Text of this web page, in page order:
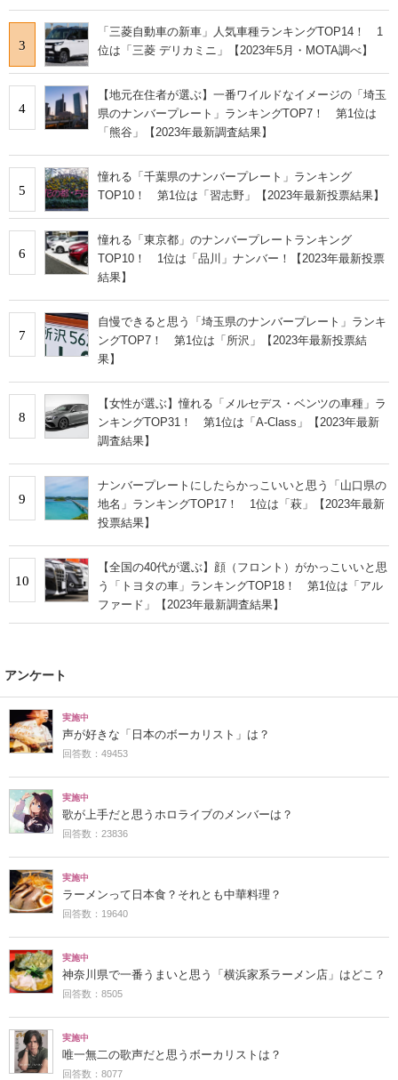
3
「三菱自動車の新車」人気車種ランキングTOP14！ 1
位は「三菱 デリカミニ」【2023年5月・MOTA調べ】
4
【地元在住者が選ぶ】一番ワイルドなイメージの「埼玉
県のナンバープレート」ランキングTOP7！ 第1位は
「熊谷」【2023年最新調査結果】
5
憧れる「千葉県のナンバープレート」ランキング
TOP10！ 第1位は「習志野」【2023年最新投票結果】
6
憧れる「東京都」のナンバープレートランキング
TOP10！ 1位は「品川」ナンバー！【2023年最新投票
結果】
7
自慢できると思う「埼玉県のナンバープレート」ランキ
ングTOP7！ 第1位は「所沢」【2023年最新投票結
果】
8
【女性が選ぶ】憧れる「メルセデス・ベンツの車種」ラ
ンキングTOP31！ 第1位は「A-Class」【2023年最新
調査結果】
9
ナンバープレートにしたらかっこいいと思う「山口県の
地名」ランキングTOP17！ 1位は「萩」【2023年最新
投票結果】
10
【全国の40代が選ぶ】顔（フロント）がかっこいいと思
う「トヨタの車」ランキングTOP18！ 第1位は「アル
ファード」【2023年最新調査結果】
アンケート
実施中
声が好きな「日本のボーカリスト」は？
回答数：49453
実施中
歌が上手だと思うホロライブのメンバーは？
回答数：23836
実施中
ラーメンって日本食？それとも中華料理？
回答数：19640
実施中
神奈川県で一番うまいと思う「横浜家系ラーメン店」はどこ？
回答数：8505
実施中
唯一無二の歌声だと思うボーカリストは？
回答数：8077